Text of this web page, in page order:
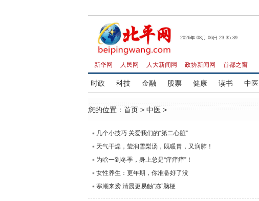
2026年-08月-06日 23:35:39
新华网 人民网 人大新闻网 政协新闻网 首都之窗
时政 科技 金融 股票 健康 读书 中医
您的位置： 首页 > 中医 >
几个小技巧 关爱我们的“第二心脏”
天气干燥，莹润雪梨汤，既暖胃，又润肺！
为啥一到冬季，身上总是“痒痒痒”！
女性养生：更年期，你准备好了没
寒潮来袭 清晨更易触“冻”脑梗